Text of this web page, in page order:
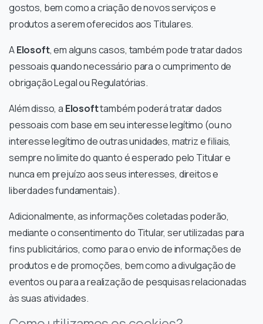
gostos, bem como a criação de novos serviços e
produtos a serem oferecidos aos Titulares.
AElosoft, em alguns casos, também pode tratar dados
pessoais quando necessário para o cumprimento de
obrigação Legal ou Regulatórias.
Além disso, a Elosofttambém poderá tratar dados
pessoais com base em seu interesse legítimo (ou no
interesse legítimo de outras unidades, matriz e filiais,
sempre no limite do quanto é esperado pelo Titular e
nunca em prejuízo aos seus interesses, direitos e
liberdades fundamentais).
Adicionalmente, as informações coletadas poderão,
mediante o consentimento do Titular, ser utilizadas para
fins publicitários, como para o envio de informações de
produtos e de promoções, bem como a divulgação de
eventos ou para a realização de pesquisas relacionadas
às suas atividades.